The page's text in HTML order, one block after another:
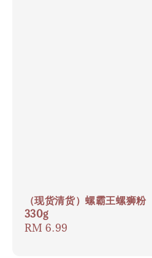
（现货清货）螺霸王螺狮粉
330g
Regular
RM 6.99